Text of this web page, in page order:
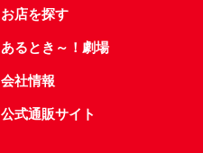
お店を探す
あるとき～！劇場
会社情報
公式通販サイト